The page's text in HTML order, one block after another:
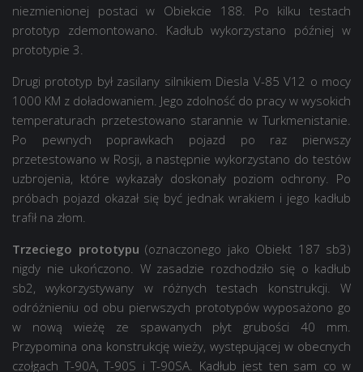
niezmienionej postaci w Obiekcie 188. Po kilku testach
prototyp zdemontowano. Kadłub wykorzystano później w
prototypie 3.
Drugi prototyp był zasilany silnikiem Diesla V-85 V12 o mocy
1000 KM z doładowaniem. Jego zdolność do pracy w wysokich
temperaturach przetestowano starannie w Turkmenistanie.
Po pewnych poprawkach pojazd po raz pierwszy
przetestowano w Rosji, a następnie wykorzystano do testów
uzbrojenia, które wykazały doskonały poziom ochrony. Po
próbach pojazd okazał się być jednak wrakiem i jego kadłub
trafił na złom.
Trzeciego prototypu (oznaczonego jako Obiekt 187 sb3)
nigdy nie ukończono. W zasadzie rozchodziło się o kadłub
sb2, wykorzystywany w różnych testach konstrukcji. W
odróżnieniu od obu pierwszych prototypów wyposażono go
w nową wieżę ze spawanych płyt grubości 40 mm.
Przypomina ona konstrukcję wieży, występującej w obecnych
czołgach T-90A, T-90S i T-90SA. Kadłub jest ten sam co w